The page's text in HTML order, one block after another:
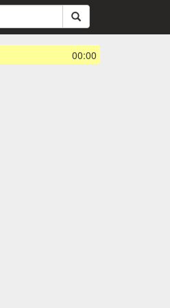
00:00